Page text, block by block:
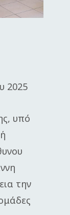
2025
υπό
την